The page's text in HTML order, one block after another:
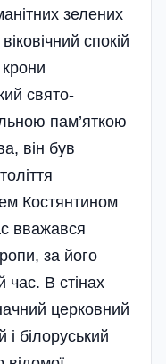
зелених
спокій
свято-
пам’яткою
він був
Костянтином
вважався
за його
час. В стінах
церковний
і білоруський